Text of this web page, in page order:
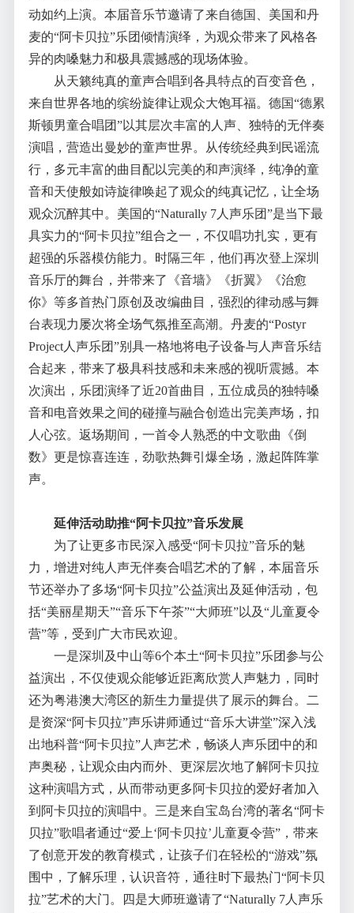
动如约上演。本届音乐节邀请了来自德国、美国和丹
麦的“阿卡贝拉”乐团倾情演绎，为观众带来了风格各
异的肉嗓魅力和极具震撼感的现场体验。
从天籁纯真的童声合唱到各具特点的百变音色，
来自世界各地的缤纷旋律让观众大饱耳福。德国“德累
斯顿男童合唱团”以其层次丰富的人声、独特的无伴奏
演唱，营造出曼妙的童声世界。从传统经典到民谣流
行，多元丰富的曲目配以完美的和声演绎，纯净的童
音和天使般如诗旋律唤起了观众的纯真记忆，让全场
观众沉醉其中。美国的“Naturally 7人声乐团”是当下最
具实力的“阿卡贝拉”组合之一，不仅唱功扎实，更有
超强的乐器模仿能力。时隔三年，他们再次登上深圳
音乐厅的舞台，并带来了《音墙》《折翼》《治愈
你》等多首热门原创及改编曲目，强烈的律动感与舞
台表现力屡次将全场气氛推至高潮。丹麦的“Postyr
Project人声乐团”别具一格地将电子设备与人声音乐结
合起来，带来了极具科技感和未来感的视听震撼。本
次演出，乐团演绎了近20首曲目，五位成员的独特嗓
音和电音效果之间的碰撞与融合创造出完美声场，扣
人心弦。返场期间，一首令人熟悉的中文歌曲《倒
数》更是惊喜连连，劲歌热舞引爆全场，激起阵阵掌
声。
延伸活动助推“阿卡贝拉”音乐发展
为了让更多市民深入感受“阿卡贝拉”音乐的魅
力，增进对纯人声无伴奏合唱艺术的了解，本届音乐
节还举办了多场“阿卡贝拉”公益演出及延伸活动，包
括“美丽星期天”“音乐下午茶”“大师班”以及“儿童夏令
营”等，受到广大市民欢迎。
一是深圳及中山等6个本土“阿卡贝拉”乐团参与公
益演出，不仅使观众能够近距离欣赏人声魅力，同时
还为粤港澳大湾区的新生力量提供了展示的舞台。二
是资深“阿卡贝拉”声乐讲师通过“音乐大讲堂”深入浅
出地科普“阿卡贝拉”人声艺术，畅谈人声乐团中的和
声奥秘，让观众由内而外、更深层次地了解阿卡贝拉
这种演唱方式，从而带动更多阿卡贝拉的爱好者加入
到阿卡贝拉的演唱中。三是来自宝岛台湾的著名“阿卡
贝拉”歌唱者通过“爱上‘阿卡贝拉’儿童夏令营”，带来
了创意开发的教育模式，让孩子们在轻松的“游戏”氛
围中，了解乐理，认识音符，通往时下最热门“阿卡贝
拉”艺术的大门。四是大师班邀请了“Naturally 7人声乐